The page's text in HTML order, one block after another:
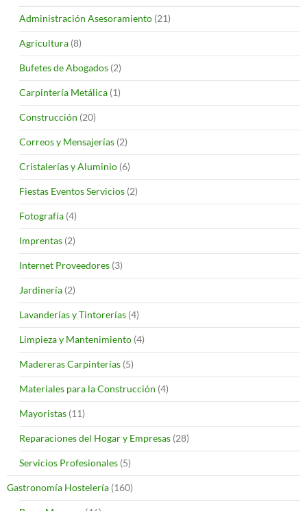
Administración Asesoramiento (21)
Agricultura (8)
Bufetes de Abogados (2)
Carpintería Metálica (1)
Construcción (20)
Correos y Mensajerías (2)
Cristalerías y Aluminio (6)
Fiestas Eventos Servicios (2)
Fotografía (4)
Imprentas (2)
Internet Proveedores (3)
Jardinería (2)
Lavanderías y Tintorerías (4)
Limpieza y Mantenimiento (4)
Madereras Carpinterías (5)
Materiales para la Construcción (4)
Mayoristas (11)
Reparaciones del Hogar y Empresas (28)
Servicios Profesionales (5)
Gastronomía Hostelería (160)